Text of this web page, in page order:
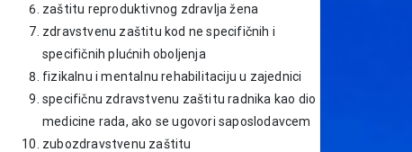
zaštitu reproduktivnog zdravlja žena
zdravstvenu zaštitu kod ne specifičnih i
specifičnih plućnih oboljenja
fizikalnu i mentalnu rehabilitaciju u zajednici
specifičnu zdravstvenu zaštitu radnika kao dio
medicine rada, ako se ugovori saposlodavcem
zubozdravstvenu zaštitu